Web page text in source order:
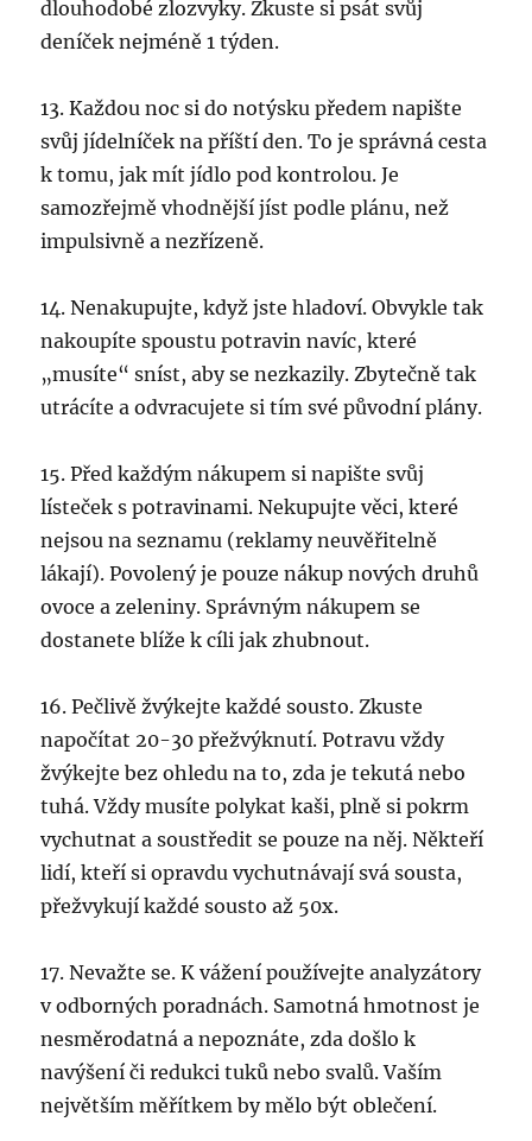
dlouhodobé zlozvyky. Zkuste si psát svůj
deníček nejméně 1 týden.
13. Každou noc si do notýsku předem napište
svůj jídelníček na příští den. To je správná cesta
k tomu, jak mít jídlo pod kontrolou. Je
samozřejmě vhodnější jíst podle plánu, než
impulsivně a nezřízeně.
14. Nenakupujte, když jste hladoví. Obvykle tak
nakoupíte spoustu potravin navíc, které
„musíte“ sníst, aby se nezkazily. Zbytečně tak
utrácíte a odvracujete si tím své původní plány.
15. Před každým nákupem si napište svůj
lísteček s potravinami. Nekupujte věci, které
nejsou na seznamu (reklamy neuvěřitelně
lákají). Povolený je pouze nákup nových druhů
ovoce a zeleniny. Správným nákupem se
dostanete blíže k cíli jak zhubnout.
16. Pečlivě žvýkejte každé sousto. Zkuste
napočítat 20-30 přežvýknutí. Potravu vždy
žvýkejte bez ohledu na to, zda je tekutá nebo
tuhá. Vždy musíte polykat kaši, plně si pokrm
vychutnat a soustředit se pouze na něj. Někteří
lidí, kteří si opravdu vychutnávají svá sousta,
přežvykují každé sousto až 50x.
17. Nevažte se. K vážení používejte analyzátory
v odborných poradnách. Samotná hmotnost je
nesměrodatná a nepoznáte, zda došlo k
navýšení či redukci tuků nebo svalů. Vaším
největším měřítkem by mělo být oblečení.